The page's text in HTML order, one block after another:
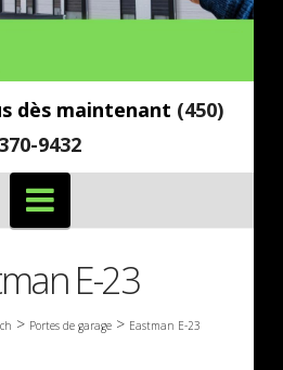
dès maintenant (450)
370-9432
Navigation
E-23
> Portes de garage> Eastman E-23